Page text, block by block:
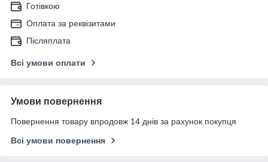
Готівкою
Оплата за реквізитами
Післяплата
Всі умови оплати
Умови повернення
Повернення товару впродовж 14 днів за рахунок покупця
Всі умови повернення